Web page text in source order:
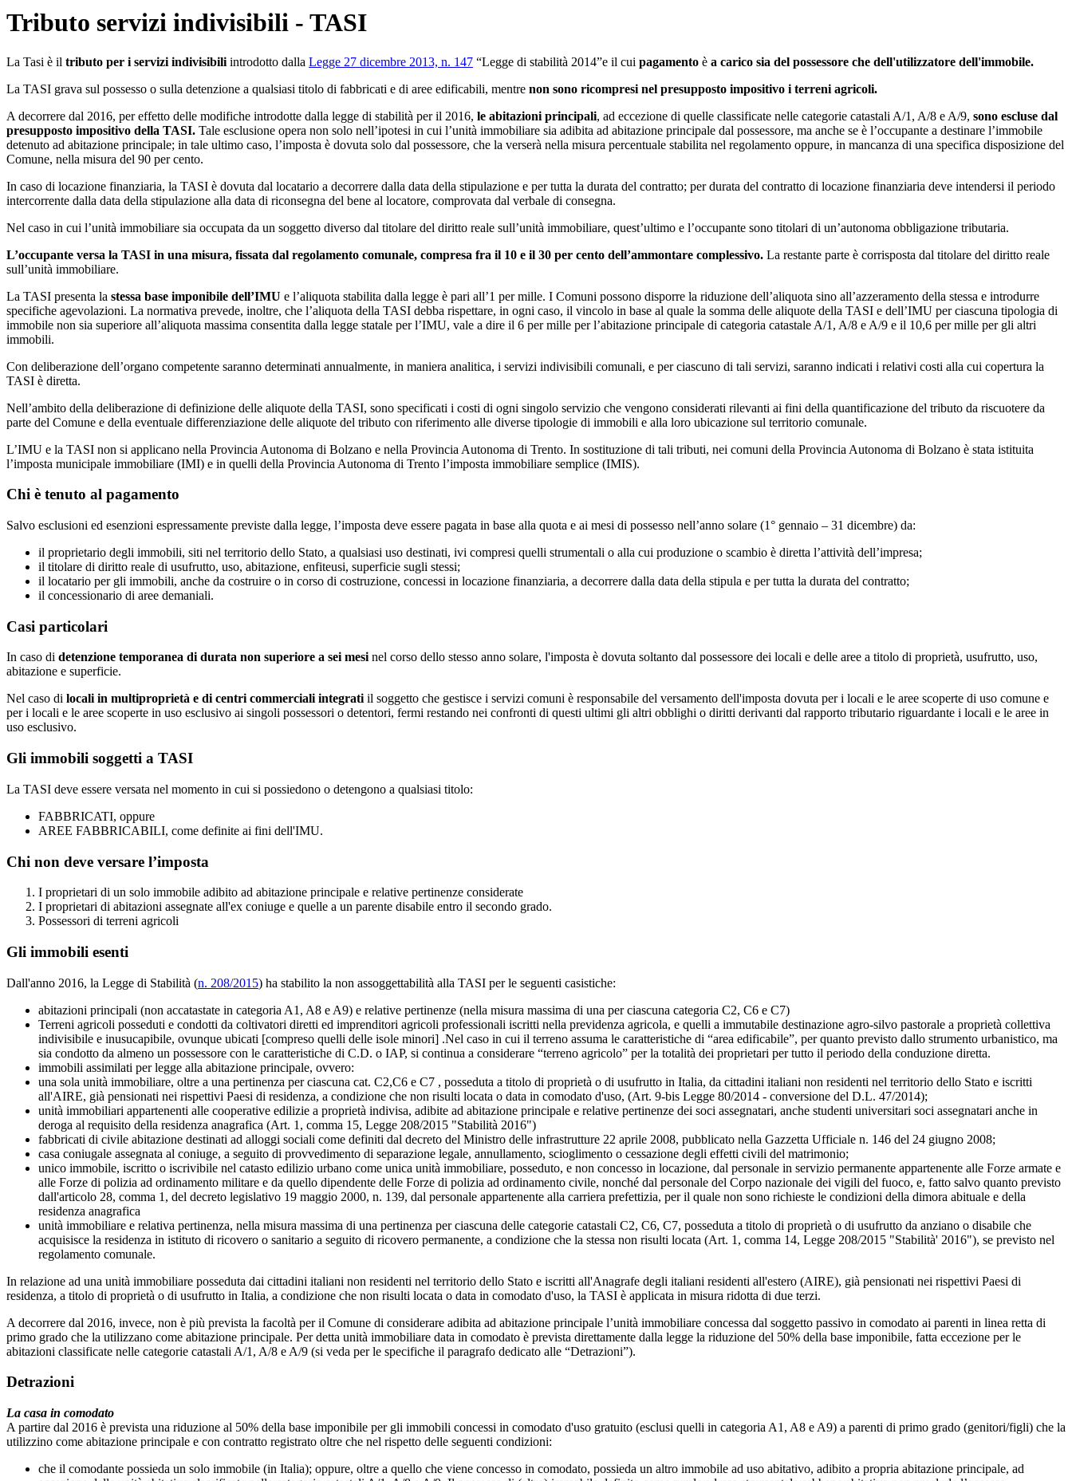
Tributo servizi indivisibili - TASI
La Tasi è il tributo per i servizi indivisibili introdotto dalla Legge 27 dicembre 2013, n. 147 “Legge di stabilità 2014”e il cui pagamento è a carico sia del possessore che dell'utilizzatore dell'immobile.
La TASI grava sul possesso o sulla detenzione a qualsiasi titolo di fabbricati e di aree edificabili, mentre non sono ricompresi nel presupposto impositivo i terreni agricoli.
A decorrere dal 2016, per effetto delle modifiche introdotte dalla legge di stabilità per il 2016, le abitazioni principali, ad eccezione di quelle classificate nelle categorie catastali A/1, A/8 e A/9, sono escluse dal
presupposto impositivo della TASI. Tale esclusione opera non solo nell’ipotesi in cui l’unità immobiliare sia adibita ad abitazione principale dal possessore, ma anche se è l’occupante a destinare l’immobile
detenuto ad abitazione principale; in tale ultimo caso, l’imposta è dovuta solo dal possessore, che la verserà nella misura percentuale stabilita nel regolamento oppure, in mancanza di una specifica disposizione del
Comune, nella misura del 90 per cento.
In caso di locazione finanziaria, la TASI è dovuta dal locatario a decorrere dalla data della stipulazione e per tutta la durata del contratto; per durata del contratto di locazione finanziaria deve intendersi il periodo
intercorrente dalla data della stipulazione alla data di riconsegna del bene al locatore, comprovata dal verbale di consegna.
Nel caso in cui l’unità immobiliare sia occupata da un soggetto diverso dal titolare del diritto reale sull’unità immobiliare, quest’ultimo e l’occupante sono titolari di un’autonoma obbligazione tributaria.
L’occupante versa la TASI in una misura, fissata dal regolamento comunale, compresa fra il 10 e il 30 per cento dell’ammontare complessivo. La restante parte è corrisposta dal titolare del diritto reale
sull’unità immobiliare.
La TASI presenta la stessa base imponibile dell’IMU e l’aliquota stabilita dalla legge è pari all’1 per mille. I Comuni possono disporre la riduzione dell’aliquota sino all’azzeramento della stessa e introdurre
specifiche agevolazioni. La normativa prevede, inoltre, che l’aliquota della TASI debba rispettare, in ogni caso, il vincolo in base al quale la somma delle aliquote della TASI e dell’IMU per ciascuna tipologia di
immobile non sia superiore all’aliquota massima consentita dalla legge statale per l’IMU, vale a dire il 6 per mille per l’abitazione principale di categoria catastale A/1, A/8 e A/9 e il 10,6 per mille per gli altri
immobili.
Con deliberazione dell’organo competente saranno determinati annualmente, in maniera analitica, i servizi indivisibili comunali, e per ciascuno di tali servizi, saranno indicati i relativi costi alla cui copertura la
TASI è diretta.
Nell’ambito della deliberazione di definizione delle aliquote della TASI, sono specificati i costi di ogni singolo servizio che vengono considerati rilevanti ai fini della quantificazione del tributo da riscuotere da
parte del Comune e della eventuale differenziazione delle aliquote del tributo con riferimento alle diverse tipologie di immobili e alla loro ubicazione sul territorio comunale.
L’IMU e la TASI non si applicano nella Provincia Autonoma di Bolzano e nella Provincia Autonoma di Trento. In sostituzione di tali tributi, nei comuni della Provincia Autonoma di Bolzano è stata istituita
l’imposta municipale immobiliare (IMI) e in quelli della Provincia Autonoma di Trento l’imposta immobiliare semplice (IMIS).
Chi è tenuto al pagamento
Salvo esclusioni ed esenzioni espressamente previste dalla legge, l’imposta deve essere pagata in base alla quota e ai mesi di possesso nell’anno solare (1° gennaio – 31 dicembre) da:
il proprietario degli immobili, siti nel territorio dello Stato, a qualsiasi uso destinati, ivi compresi quelli strumentali o alla cui produzione o scambio è diretta l’attività dell’impresa;
il titolare di diritto reale di usufrutto, uso, abitazione, enfiteusi, superficie sugli stessi;
il locatario per gli immobili, anche da costruire o in corso di costruzione, concessi in locazione finanziaria, a decorrere dalla data della stipula e per tutta la durata del contratto;
il concessionario di aree demaniali.
Casi particolari
In caso di detenzione temporanea di durata non superiore a sei mesinel corso dello stesso anno solare, l'imposta è dovuta soltanto dal possessore dei locali e delle aree a titolo di proprietà, usufrutto, uso,
abitazione e superficie.
Nel caso di locali in multiproprietà e di centri commerciali integratiil soggetto che gestisce i servizi comuni è responsabile del versamento dell'imposta dovuta per i locali e le aree scoperte di uso comune e
per i locali e le aree scoperte in uso esclusivo ai singoli possessori o detentori, fermi restando nei confronti di questi ultimi gli altri obblighi o diritti derivanti dal rapporto tributario riguardante i locali e le aree in
uso esclusivo.
Gli immobili soggetti a TASI
La TASI deve essere versata nel momento in cui si possiedono o detengono a qualsiasi titolo:
FABBRICATI, oppure
AREE FABBRICABILI, come definite ai fini dell'IMU.
Chi non deve versare l’imposta
I proprietari di un solo immobile adibito ad abitazione principale e relative pertinenze considerate
I proprietari di abitazioni assegnate all'ex coniuge e quelle a un parente disabile entro il secondo grado.
Possessori di terreni agricoli
Gli immobili esenti
Dall'anno 2016, la Legge di Stabilità (n. 208/2015) ha stabilito la non assoggettabilità alla TASI per le seguenti casistiche:
abitazioni principali (non accatastate in categoria A1, A8 e A9) e relative pertinenze (nella misura massima di una per ciascuna categoria C2, C6 e C7)
Terreni agricoli posseduti e condotti da coltivatori diretti ed imprenditori agricoli professionali iscritti nella previdenza agricola, e quelli a immutabile destinazione agro-silvo pastorale a proprietà collettiva
indivisibile e inusucapibile, ovunque ubicati [compreso quelli delle isole minori] .Nel caso in cui il terreno assuma le caratteristiche di “area edificabile”, per quanto previsto dallo strumento urbanistico, ma
sia condotto da almeno un possessore con le caratteristiche di C.D. o IAP, si continua a considerare “terreno agricolo” per la totalità dei proprietari per tutto il periodo della conduzione diretta.
immobili assimilati per legge alla abitazione principale, ovvero:
una sola unità immobiliare, oltre a una pertinenza per ciascuna cat. C2,C6 e C7 , posseduta a titolo di proprietà o di usufrutto in Italia, da cittadini italiani non residenti nel territorio dello Stato e iscritti
all'AIRE, già pensionati nei rispettivi Paesi di residenza, a condizione che non risulti locata o data in comodato d'uso, (Art. 9-bis Legge 80/2014 - conversione del D.L. 47/2014);
unità immobiliari appartenenti alle cooperative edilizie a proprietà indivisa, adibite ad abitazione principale e relative pertinenze dei soci assegnatari, anche studenti universitari soci assegnatari anche in
deroga al requisito della residenza anagrafica (Art. 1, comma 15, Legge 208/2015 "Stabilità 2016")
fabbricati di civile abitazione destinati ad alloggi sociali come definiti dal decreto del Ministro delle infrastrutture 22 aprile 2008, pubblicato nella Gazzetta Ufficiale n. 146 del 24 giugno 2008;
casa coniugale assegnata al coniuge, a seguito di provvedimento di separazione legale, annullamento, scioglimento o cessazione degli effetti civili del matrimonio;
unico immobile, iscritto o iscrivibile nel catasto edilizio urbano come unica unità immobiliare, posseduto, e non concesso in locazione, dal personale in servizio permanente appartenente alle Forze armate e
alle Forze di polizia ad ordinamento militare e da quello dipendente delle Forze di polizia ad ordinamento civile, nonché dal personale del Corpo nazionale dei vigili del fuoco, e, fatto salvo quanto previsto
dall'articolo 28, comma 1, del decreto legislativo 19 maggio 2000, n. 139, dal personale appartenente alla carriera prefettizia, per il quale non sono richieste le condizioni della dimora abituale e della
residenza anagrafica
unità immobiliare e relativa pertinenza, nella misura massima di una pertinenza per ciascuna delle categorie catastali C2, C6, C7, posseduta a titolo di proprietà o di usufrutto da anziano o disabile che
acquisisce la residenza in istituto di ricovero o sanitario a seguito di ricovero permanente, a condizione che la stessa non risulti locata (Art. 1, comma 14, Legge 208/2015 "Stabilità' 2016"), se previsto nel
regolamento comunale.
In relazione ad una unità immobiliare posseduta dai cittadini italiani non residenti nel territorio dello Stato e iscritti all'Anagrafe degli italiani residenti all'estero (AIRE), già pensionati nei rispettivi Paesi di
residenza, a titolo di proprietà o di usufrutto in Italia, a condizione che non risulti locata o data in comodato d'uso, la TASI è applicata in misura ridotta di due terzi.
A decorrere dal 2016, invece, non è più prevista la facoltà per il Comune di considerare adibita ad abitazione principale l’unità immobiliare concessa dal soggetto passivo in comodato ai parenti in linea retta di
primo grado che la utilizzano come abitazione principale. Per detta unità immobiliare data in comodato è prevista direttamente dalla legge la riduzione del 50% della base imponibile, fatta eccezione per le
abitazioni classificate nelle categorie catastali A/1, A/8 e A/9 (si veda per le specifiche il paragrafo dedicato alle “Detrazioni”).
Detrazioni
La casa in comodato
A partire dal 2016 è prevista una riduzione al 50% della base imponibile per gli immobili concessi in comodato d'uso gratuito (esclusi quelli in categoria A1, A8 e A9) a parenti di primo grado (genitori/figli) che la
utilizzino come abitazione principale e con contratto registrato oltre che nel rispetto delle seguenti condizioni:
che il comodante possieda un solo immobile (in Italia); oppure, oltre a quello che viene concesso in comodato, possieda un altro immobile ad uso abitativo, adibito a propria abitazione principale, ad